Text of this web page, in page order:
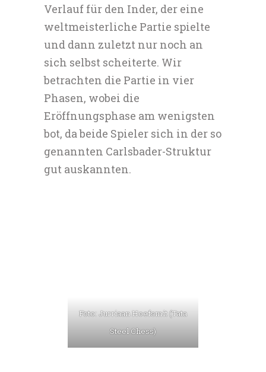
Verlauf für den Inder, der eine
weltmeisterliche Partie spielte
und dann zuletzt nur noch an
sich selbst scheiterte. Wir
betrachten die Partie in vier
Phasen, wobei die
Eröffnungsphase am wenigsten
bot, da beide Spieler sich in der so
genannten Carlsbader-Struktur
gut auskannten.
Foto: Jurriaan Hoefsmit (Tata
Steel Chess)